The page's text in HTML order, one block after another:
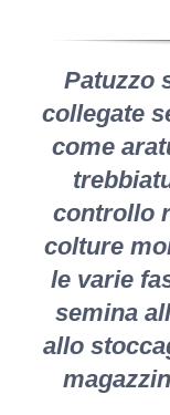
Patuzzo
collegate
come
controllo
colture
le varie
semina
allo